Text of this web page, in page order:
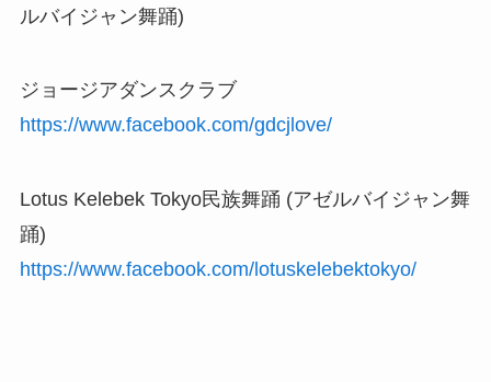
ルバイジャン舞踊)
ジョージアダンスクラブ
https://www.facebook.com/gdcjlove/
Lotus Kelebek Tokyo民族舞踊 (アゼルバイジャン舞
踊)
https://www.facebook.com/lotuskelebektokyo/